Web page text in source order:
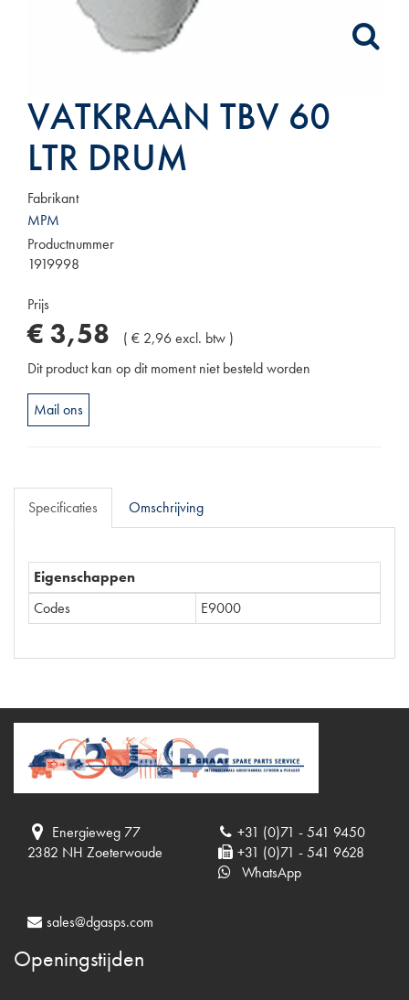
VATKRAAN TBV 60
LTR DRUM
Fabrikant
MPM
Productnummer
1919998
Prijs
€ 3,58 ( € 2,96excl. btw )
Dit product kan op dit moment niet besteld worden
Mail ons
Specificaties Omschrijving
Eigenschappen
Codes
E9000
Energieweg 77
2382 NH Zoeterwoude
+31 (0)71 - 541 9450
+31 (0)71 - 541 9628
WhatsApp
sales@dgasps.com
Openingstijden